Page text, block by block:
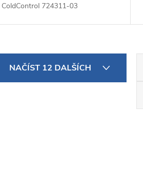
ColdControl 724311-03
NAČÍST 12 DALŠÍCH
á